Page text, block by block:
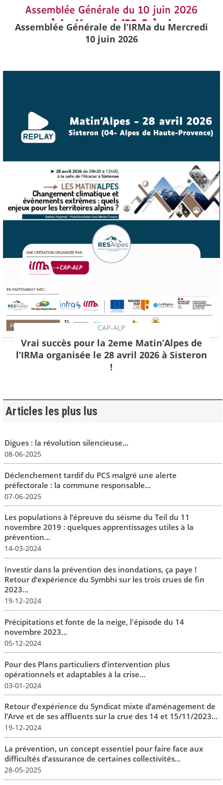
Assemblée Générale de l’IRMa du Mercredi
10 juin 2026
CAP-ALP
Vrai succès pour la 2eme Matin’Alpes de
l’IRMa organisée le 28 avril 2026 à Sisteron
!
Articles les plus lus
Digues : la révolution silencieuse...
08-06-2025
Déclenchement tardif du PCS malgré une alerte
préfectorale : la commune responsable...
07-06-2025
Les populations à l’épreuve du séisme du Teil du 11
novembre 2019 : quelques apprentissages utiles à la
prévention...
14-03-2024
Investir dans la prévention des inondations, ça paye !
Retour d’expérience du Symbhi sur les trois crues de fin
2023...
19-12-2024
Précipitations et fonte de la neige, l'épisode du 14
novembre 2023...
05-12-2024
Pour des Plans particuliers d’intervention plus
opérationnels et adaptables à la crise...
03-01-2024
Retour d’expérience du Syndicat mixte d’aménagement de
l’Arve et de ses affluents sur la crue des 14 et 15/11/2023...
19-12-2024
La prévention, un concept essentiel pour faire face aux
difficultés d’assurance de certaines collectivités...
28-05-2025